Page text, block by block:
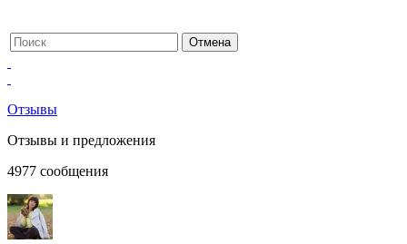
Отзывы
Отзывы и предложения
4977 сообщения